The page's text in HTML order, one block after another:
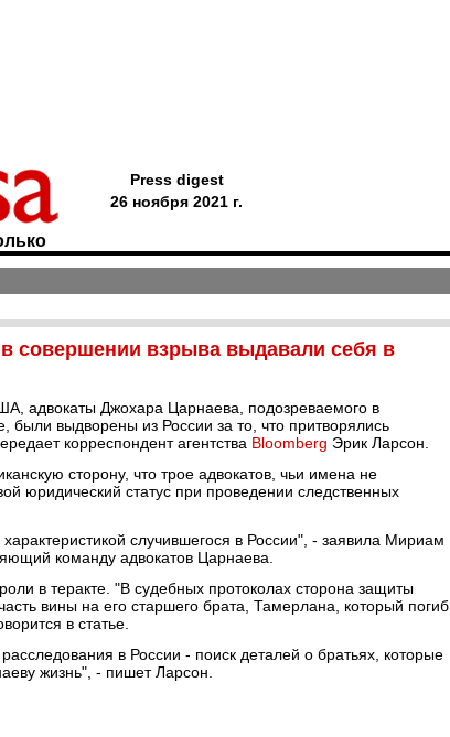
Press digest
26 ноября 2021 г.
совершении взрыва выдавали себя в
адвокаты Джохара Царнаева, подозреваемого в
выдворены из России за то, что притворялись
корреспондент агентства Bloomberg Эрик Ларсон.
сторону, что трое адвокатов, чьи имена не
юридический статус при проведении следственных
случившегося в России", - заявила Мириам
команду адвокатов Царнаева.
в теракте. "В судебных протоколах сторона защиты
вины на его старшего брата, Тамерлана, который погиб
в статье.
в России - поиск деталей о братьях, которые
жизнь", - пишет Ларсон.